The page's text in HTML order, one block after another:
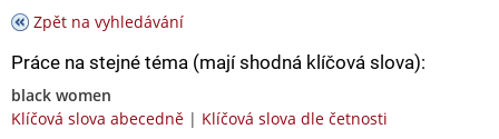
Zpět na vyhledávání
Práce na stejné téma (mají shodná klíčová slova):
black women
Klíčová slova abecedně | Klíčová slova dle četnosti